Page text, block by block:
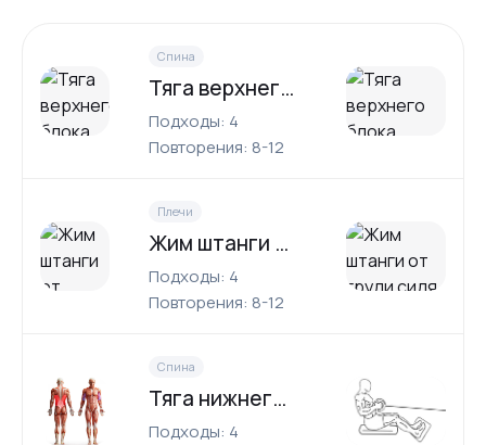
Спина
Тяга верхнего блока широким хватом
Подходы: 4
Повторения: 8-12
Плечи
Жим штанги от груди сидя
Подходы: 4
Повторения: 8-12
Спина
Тяга нижнего блока
Подходы: 4